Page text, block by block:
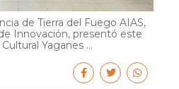
de Tierra del Fuego AIAS,
Innovación, presentó este
Yaganes ...